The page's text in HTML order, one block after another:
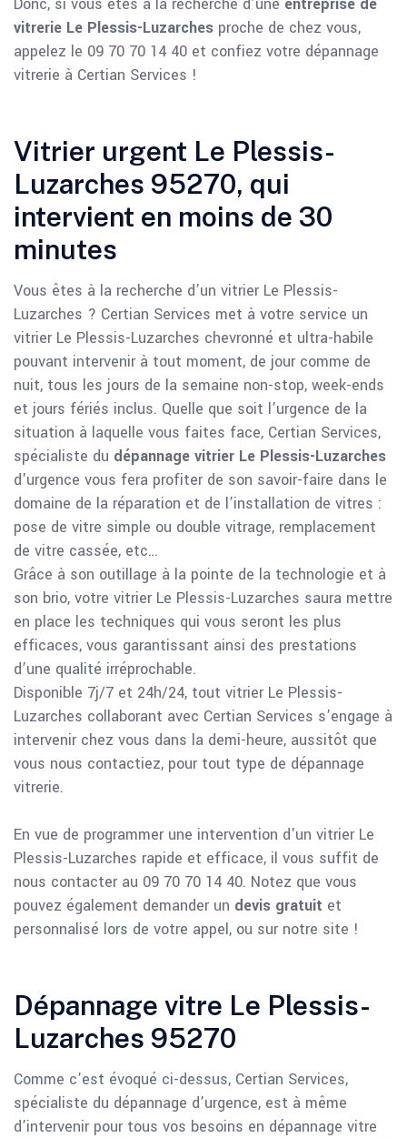
vitrerie Le Plessis-Luzarches proche de chez vous,
appelez le 09 70 70 14 40 et confiez votre dépannage
vitrerie à Certian Services !
Vitrier urgent Le Plessis-
Luzarches 95270, qui
intervient en moins de 30
minutes
Vous êtes à la recherche d’un vitrier Le Plessis-
Luzarches ? Certian Services met à votre service un
vitrier Le Plessis-Luzarches chevronné et ultra-habile
pouvant intervenir à tout moment, de jour comme de
nuit, tous les jours de la semaine non-stop, week-ends
et jours fériés inclus. Quelle que soit l’urgence de la
situation à laquelle vous faites face, Certian Services,
spécialiste du dépannage vitrier Le Plessis-Luzarches
d'urgence vous fera profiter de son savoir-faire dans le
domaine de la réparation et de l’installation de vitres :
pose de vitre simple ou double vitrage, remplacement
de vitre cassée, etc…
Grâce à son outillage à la pointe de la technologie et à
son brio, votre vitrier Le Plessis-Luzarches saura mettre
en place les techniques qui vous seront les plus
efficaces, vous garantissant ainsi des prestations
d’une qualité irréprochable.
Disponible 7j/7 et 24h/24, tout vitrier Le Plessis-
Luzarches collaborant avec Certian Services s’engage à
intervenir chez vous dans la demi-heure, aussitôt que
vous nous contactiez, pour tout type de dépannage
vitrerie.
En vue de programmer une intervention d'un vitrier Le
Plessis-Luzarches rapide et efficace, il vous suffit de
nous contacter au 09 70 70 14 40. Notez que vous
pouvez également demander un devis gratuit et
personnalisé lors de votre appel, ou sur notre site !
Dépannage vitre Le Plessis-
Luzarches 95270
Comme c’est évoqué ci-dessus, Certian Services,
spécialiste du dépannage d’urgence, est à même
d’intervenir pour tous vos besoins en dépannage vitre